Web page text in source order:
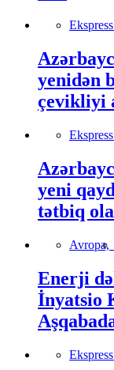
yenidən
çevikliyi
yeni
tətbiq
Avropa,
Enerji
İnyatsio